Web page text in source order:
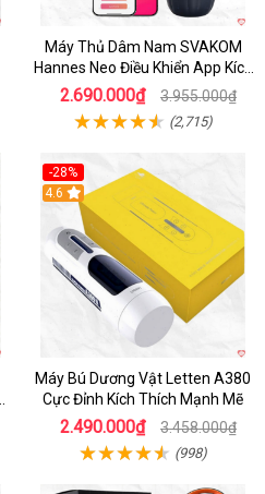
Máy Thủ Dâm Nam SVAKOM
Hannes Neo Điều Khiển App Kích
Thích
2.690.000₫ 3.955.000₫
(2,715)
-28%
Hot
4.6
Máy Bú Dương Vật Letten A380
Cực Đỉnh Kích Thích Mạnh Mẽ
2.490.000₫ 3.458.000₫
(998)